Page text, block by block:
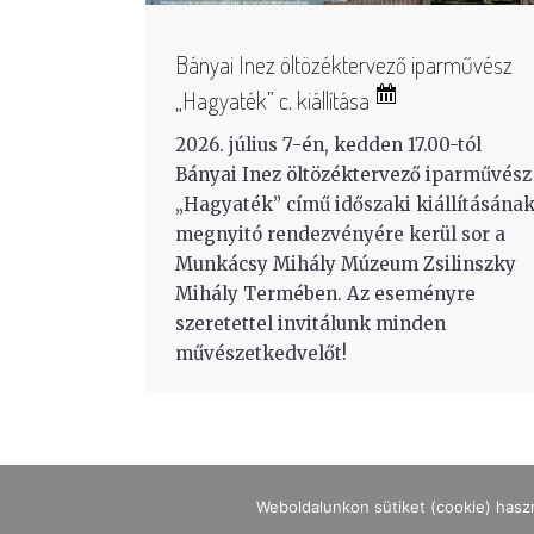
Bányai Inez öltözéktervező iparművész
„Hagyaték” c. kiállítása
2026. július 7-én, kedden 17.00-tól
Bányai Inez öltözéktervező iparművész
„Hagyaték” című időszaki kiállításának
megnyitó rendezvényére kerül sor a
Munkácsy Mihály Múzeum Zsilinszky
Mihály Termében. Az eseményre
szeretettel invitálunk minden
művészetkedvelőt!
Weboldalunkon sütiket (cookie)